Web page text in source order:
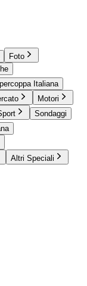
Foto
Italiana
Motori
Sondaggi
Altri Speciali